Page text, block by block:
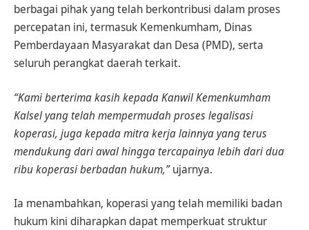
berbagai pihak yang telah berkontribusi dalam proses
percepatan ini, termasuk Kemenkumham, Dinas
Pemberdayaan Masyarakat dan Desa (PMD), serta
seluruh perangkat daerah terkait.
“Kami berterima kasih kepada Kanwil Kemenkumham
Kalsel yang telah mempermudah proses legalisasi
koperasi, juga kepada mitra kerja lainnya yang terus
mendukung dari awal hingga tercapainya lebih dari dua
ribu koperasi berbadan hukum,”ujarnya.
Ia menambahkan, koperasi yang telah memiliki badan
hukum kini diharapkan dapat memperkuat struktur